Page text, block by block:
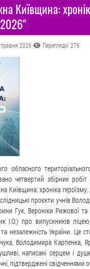
Київщина:
2026 Перегляди: 276
обласного
четвертий збірник робіт
Київщина: хроніка
проєкти учнів
Гук, Вероніки Рижової та
І.О.) про випускників
незалежність України. Це
Володимира Карпенка,
написані серцем і
підтверджені свідченнями